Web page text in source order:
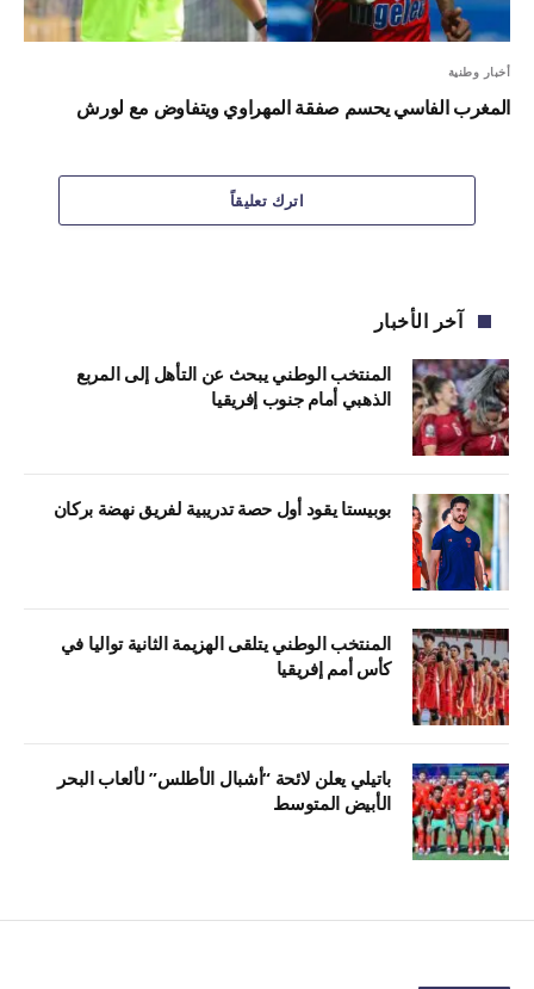
أخبار وطنية
المغرب الفاسي يحسم صفقة المهراوي ويتفاوض مع لورش
اترك تعليقاً
آخر الأخبار
المنتخب الوطني يبحث عن التأهل إلى المربع
الذهبي أمام جنوب إفريقيا
بوبيستا يقود أول حصة تدريبية لفريق نهضة بركان
المنتخب الوطني يتلقى الهزيمة الثانية تواليا في
كأس أمم إفريقيا
باتيلي يعلن لائحة “أشبال الأطلس” لألعاب البحر
الأبيض المتوسط